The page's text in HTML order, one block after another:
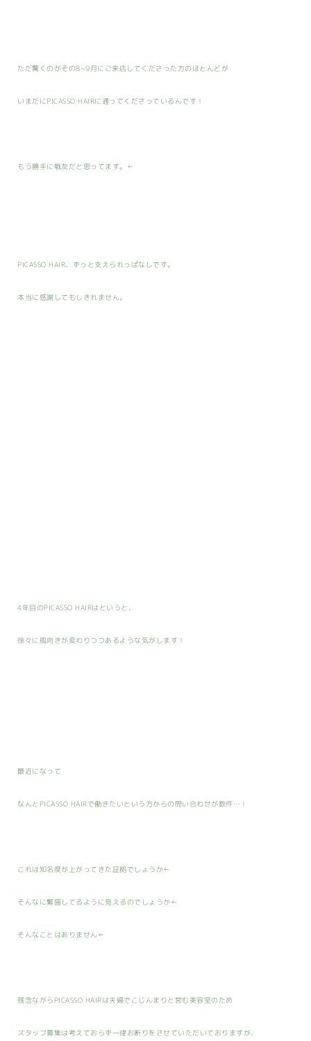
ただ驚くのがその8~9月にご来店してくださった方のほとんどが
いまだにPICASSO HAIRに通ってくださっているんです！
もう勝手に戦友だと思ってます。←
PICASSO HAIR、ずっと支えられっぱなしです。
本当に感謝してもしきれません。
4年目のPICASSO HAIRはというと、
徐々に風向きが変わりつつあるような気がします！
最近になって
なんとPICASSO HAIRで働きたいという方からの問い合わせが数件…！
これは知名度が上がってきた証拠でしょうか←
そんなに繁盛してるように見えるのでしょうか←
そんなことはありません←
残念ながらPICASSO HAIRは夫婦でこじんまりと営む美容室のため
スタッフ募集は考えておらず一律お断りをさせていただいておりますが、